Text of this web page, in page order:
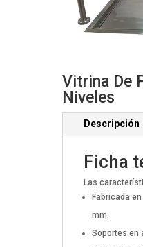
Vitrina De
Niveles
Descripción
Ficha
Las
Fabricada
mm.
Soportes en